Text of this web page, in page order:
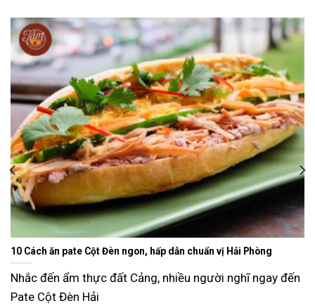
Ăn gì ngày Tết sao cho đỡ ngán và lạ miệng? Gợi ý 15 món ngon
dễ làm tại nhà
Tết Nguyên Đán là dịp sum vầy, nhưng cũng là thời điểm